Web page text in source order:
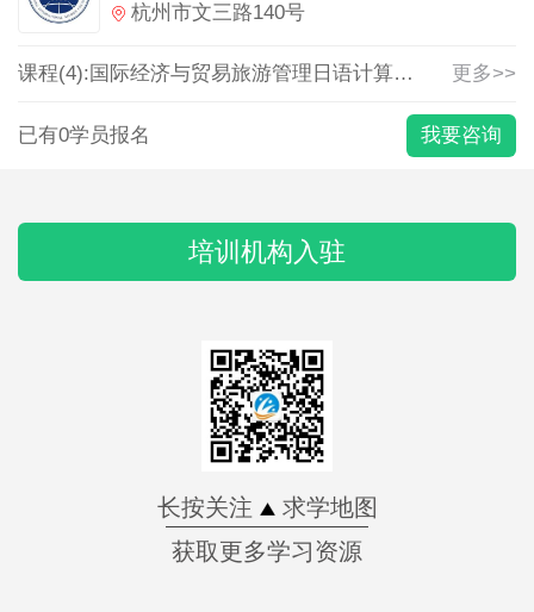
杭州市文三路140号
课程(4): 国际经济与贸易旅游管理 日语计算机科学与技术
更多>>
已有0学员报名 我要咨询
培训机构入驻
长按关注
求学地图
获取更多学习资源